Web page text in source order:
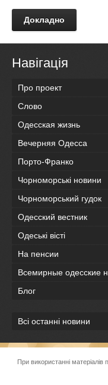
Докладно
Навігація
Про проект
Слово
Одесская жизнь
Вечерняя Одесса
Порто-Франко
Чорноморські новини
Чорноморський гудок
Одесский вестник
Одеськi вiстi
На пенсии
Всемирные одесские
Блог
Всі останні новини
При використанні